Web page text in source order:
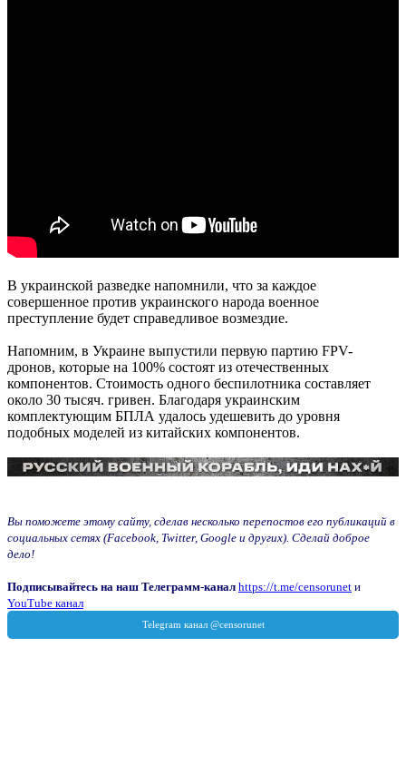
В украинской разведке напомнили, что за каждое
совершенное против украинского народа военное
преступление будет справедливое возмездие.
Напомним, в Украине выпустили первую партию FPV-
дронов, которые на 100% состоят из отечественных
компонентов. Стоимость одного беспилотника составляет
около 30 тысяч. гривен. Благодаря украинским
комплектующим БПЛА удалось удешевить до уровня
подобных моделей из китайских компонентов.
Вы поможете этому сайту, сделав несколько перепостов его публикаций в
социальных сетях (Facebook, Twitter, Google и других). Сделай доброе
дело!
Подписывайтесь на наш Телеграмм-канал https://t.me/censorunet и
YouTube канал